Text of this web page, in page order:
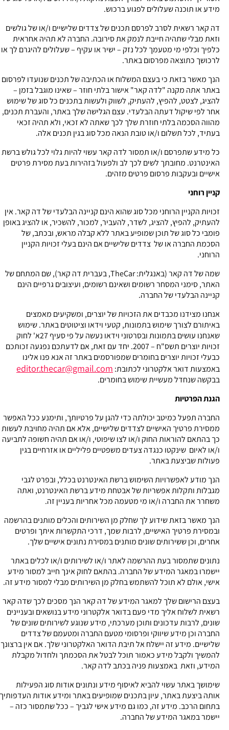
מידע או תוכנה שעלולים לפגוע ברכוש.
דה קאר רשאית לסרב לפרסם תכנים של צדדים שלישיים ו/או של גולשים
וזאת מבלי שתהיה חייבת לנמק את סירובה. החברה לא תהיה אחראית
כלפיך וכלפי מי מטעמך לכל נזק – ישיר או עקיף – שעלולים להיגרם לך או
לרכושך כתוצאה מפרסום באתר.
הנך מאשר בזאת כי בעצם המשלוח או הכתיבה של תכנים שנועדו לפרסום
באתר אתה מקנה "לדה קאר" אישור בלתי חוזר – שאינו מוגבל בזמן –
להציג, לצטט, להפיץ, להעתיק, לשווק ולעשות בתכנים כל סוג של שימוש
אחר לפי שיקול דעתה הבלעדי. עצם הגלישה שלך באתר, והעברת תכנים,
מהווה הסכמה בלתי חוזרת שלך לכך שאתה לא זכאי, ולא תהיה זכאי
בעתיד, לכל תשלום ו/או טובת הנאה מכל סוג בגין תכנים אלה.
כל מידע שתפרסם ו/או תמסור לדה קאר עשוי להיות גלוי לכל גולש ברשת
האינטרנט. מחובתך לשים לכך לב ולפעול בזהירות בעת מסירת פרטים
אישיים ובעקבות פרסום פרטים מזהים.
קניין רוחני
זכויות הקניין הרוחני מכל סוג שהוא הינם קניינה הבלעדי של דה קאר. אין
להעתיק, להפיץ, להציג, לשדר, להעביר, למכור, להשכיר, או להציג באופן
פומבי כל סוג של תוכן שמופיע באתר ללא קבלה מראש, ובכתב, של
הסכמת החברה או של צדדים שלישיים אם הינם בעלי זכויות הקניין
הרוחני.
שמה של דה קאר (באנגלית: TheCar, בעברית דה קאר), שם המתחם של
האתר, סימני המסחר רשומים ושאינם רשומים, ועיצובים גרפיים הינם
קניינה הבלעדי של החברה.
אנחנו מצידנו מכבדים את הזכויות של יוצרים, ומשקיעים מאמצים
באיתורם לצורך שימוש בתמונות, קטעי וידאו וציטוטים באתר. שימוש
שאנחנו עושים בתמונות ובסרטוני וידאו נעשה על פי סעיף 27א' לחוק
זכויות יוצרים תשס"ח – 2007. יחד עם זאת, אם לדעתכם נפגעה זכותכם
כבעלי זכויות יוצרים בחומרים שמפורסמים באתר זה אנא פנו אלינו
באמצעות דואר אלקטרוני לכתובת:editor.thecar@gmail.com
בבקשה שנחדל מעשיית שימוש בחומרים.
הגנת הפרטיות
החברה תפעל כמיטב יכולתה כדי להגן על פרטיותך, ותימנע ככל האפשר
ממסירת פרטיך האישיים לצדדים שלישיים, אלא אם תהיה מחויבת לעשות
כך בהתאם להוראות החוק ו/או לצו שיפוטי, ו/או אם תהיה חשופה לתביעה
ו/או לאיום שינקטו כנגדה צעדים משפטיים פליליים או אזרחיים בגין
פעולות שביצעת באתר.
הנך מודע לאפשרויות השימוש ברשת האינטרנט בכלל, ובפרט לגבי
מגבלות ותקלות אפשריות של אבטחת מידע ברשת האינטרנט, ואתה
משחרר את החברה ו/או מי מטעמה מכל אחריות בעניין זה.
הנך מאשר בזאת שידוע לך שחלק מן השירותים והכלים מותנים בהרשמה
ובמסירת פרטיך האישיים, לרבות שמך, דרכי התקשרות איתך ופרטים
אחרים, וכן ששירותים שונים מותנים במסירת נתונים אישיים שלך.
נתונים שתמסור בעת ההרשמה לאתר ו/או לשירותים ו/או לכלים באתר
יישמרו במאגר המידע של החברה. בהתאם לחוק אינך חייב למסור מידע
אישי, אולם לא תוכל להשתמש בחלק מן השירותים מבלי למסור מידע זה.
בעצם הרישום שלך למאגר המידע של דה קאר הנך מסכים לכך שדה קאר
רשאית לשלוח אליך מדי פעם בדואר אלקטרוני מידע בנושאים ובעניינים
שונים, לרבות עדכונים ותוכן מערכתי, מידע שנוגע לשירותים שונים של
החברה וכן מידע שיווקי ופרסומי מטעם החברה ומטעמם של צדדים
שלישיים. מידע זה יישלח אל תיבת הדואר האלקטרוני שלך. אם אין ברצונך
להמשיך ולקבל מידע כאמור תוכל לבטל את הסכמתך ולחדול מקבלת
המידע, וזאת באמצעות פניה בכתב לדה קאר.
שימושך באתר עשוי להביא לאיסוף מידע ונתונים אודות סוג הפעילות
אותה ביצעת באתר, עיון בתכנים שמופיעים באתר ומידע אודות העדפותיך
בתחום הרכב. מידע זה, כמו גם מידע אישי לגביך – ככל שתמסור כזה –
יישמר במאגר המידע של החברה.